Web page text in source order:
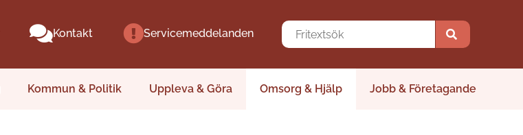
Kontakt Servicemeddelanden
Kommun & Politik Uppleva & Göra Omsorg & Hjälp Jobb & Företagande